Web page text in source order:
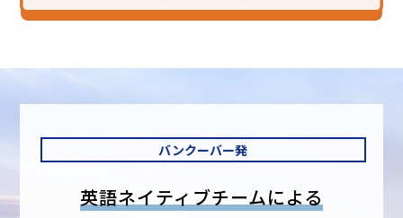
バンクーバー発
英語ネイティブチームによる